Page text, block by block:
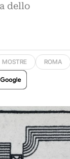
dello
MOSTRE ROMA